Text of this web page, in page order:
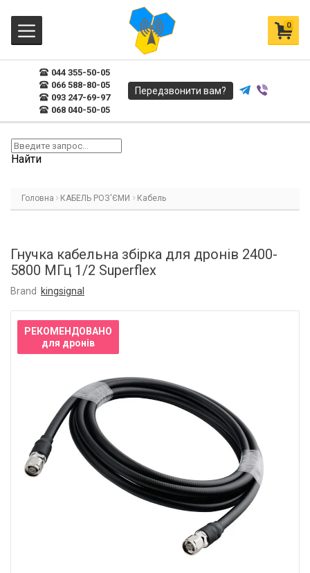
0
044 355-50-05
066 588-80-05
093 247-69-97
068 040-50-05
Передзвонити вам?
Найти
Головна КАБЕЛЬ РОЗ'ЄМИ Кабель
Гнучка кабельна збірка для дронів 2400-
5800 МГц 1/2 Superflex
Brand kingsignal
РЕКОМЕНДОВАНО
для дронів